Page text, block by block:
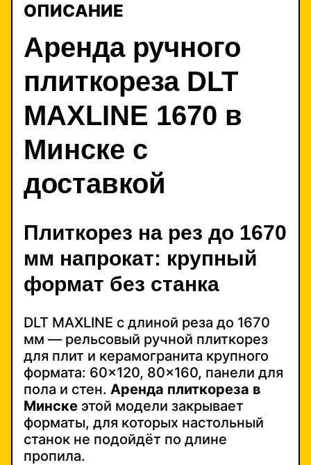
ОПИСАНИЕ
Аренда ручного
плиткореза DLT
MAXLINE 1670 в
Минске с
доставкой
Плиткорез на рез до 1670
мм напрокат: крупный
формат без станка
DLT MAXLINE с длиной реза до 1670
мм — рельсовый ручной плиткорез
для плит и керамогранита крупного
формата: 60×120, 80×160, панели для
пола и стен. Аренда плиткореза в
Минске этой модели закрывает
форматы, для которых настольный
станок не подойдёт по длине
пропила.